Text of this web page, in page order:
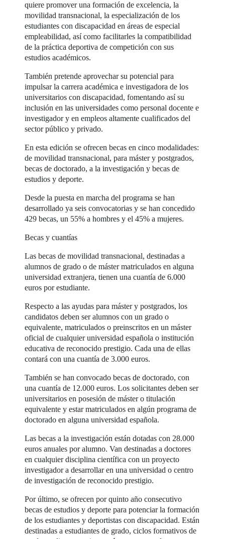
quiere promover una formación de excelencia, la
movilidad transnacional, la especialización de los
estudiantes con discapacidad en áreas de especial
empleabilidad, así como facilitarles la compatibilidad
de la práctica deportiva de competición con sus
estudios académicos.
También pretende aprovechar su potencial para
impulsar la carrera académica e investigadora de los
universitarios con discapacidad, fomentando así su
inclusión en las universidades como personal docente e
investigador y en empleos altamente cualificados del
sector público y privado.
En esta edición se ofrecen becas en cinco modalidades:
de movilidad transnacional, para máster y postgrados,
becas de doctorado, a la investigación y becas de
estudios y deporte.
Desde la puesta en marcha del programa se han
desarrollado ya seis convocatorias y se han concedido
429 becas, un 55% a hombres y el 45% a mujeres.
Becas y cuantías
Las becas de movilidad transnacional, destinadas a
alumnos de grado o de máster matriculados en alguna
universidad extranjera, tienen una cuantía de 6.000
euros por estudiante.
Respecto a las ayudas para máster y postgrados, los
candidatos deben ser alumnos con un grado o
equivalente, matriculados o preinscritos en un máster
oficial de cualquier universidad española o institución
educativa de reconocido prestigio. Cada una de ellas
contará con una cuantía de 3.000 euros.
También se han convocado becas de doctorado, con
una cuantía de 12.000 euros. Los solicitantes deben ser
universitarios en posesión de máster o titulación
equivalente y estar matriculados en algún programa de
doctorado en alguna universidad española.
Las becas a la investigación están dotadas con 28.000
euros anuales por alumno. Van destinadas a doctores
en cualquier disciplina científica con un proyecto
investigador a desarrollar en una universidad o centro
de investigación de reconocido prestigio.
Por último, se ofrecen por quinto año consecutivo
becas de estudios y deporte para potenciar la formación
de los estudiantes y deportistas con discapacidad. Están
destinadas a estudiantes de grado, ciclos formativos de